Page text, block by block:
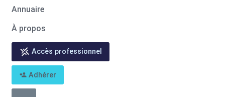
Annuaire
À propos
Accès professionnel
Adhérer
Événements à venir
Aucun événement à venir
Événements passés